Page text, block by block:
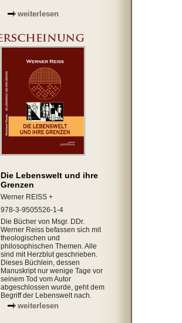
weiterlesen
Die Lebenswelt und ihre
Grenzen
Werner REISS +
978-3-9505526-1-4
Die Bücher von Msgr. DDr.
Werner Reiss befassen sich mit
theologischen und
philosophischen Themen. Alle
sind mit Herzblut geschrieben.
Dieses Büchlein, dessen
Manuskript nur wenige Tage vor
seinem Tod vom Autor
abgeschlossen wurde, geht dem
Begriff der Lebenswelt nach.
weiterlesen